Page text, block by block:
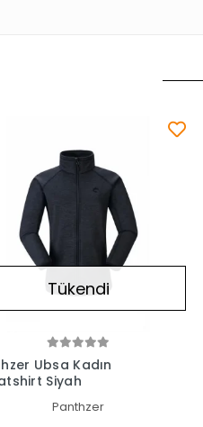
Tükendi
Ubsa Kadın
Siyah
Panthzer